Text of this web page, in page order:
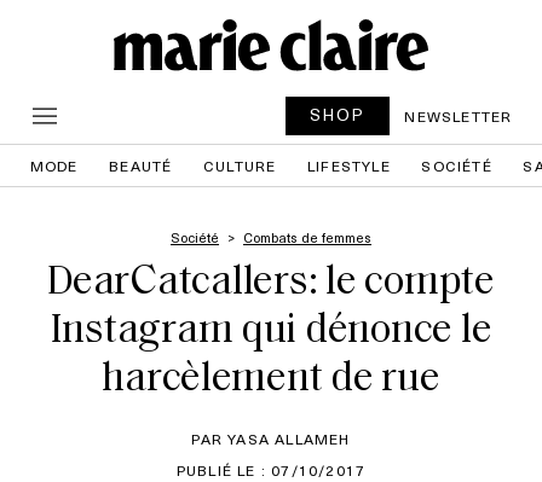
SHOP NEWSLETTER
MODE BEAUTÉ CULTURE LIFESTYLE SOCIÉTÉ
Société Combats de femmes
DearCatcallers: le compte
Instagram qui dénonce le
harcèlement de rue
PAR YASA ALLAMEH
PUBLIÉ LE : 07/10/2017